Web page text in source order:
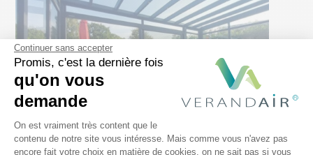
Continuer sans accepter
Promis, c'est la dernière fois
qu'on vous
demande
Plateforme de Gestion du
On est vraiment très content que le
contenu de notre site vous intéresse. Mais comme vous n'avez pas
encore fait votre choix en matière de cookies, on ne sait pas si vous